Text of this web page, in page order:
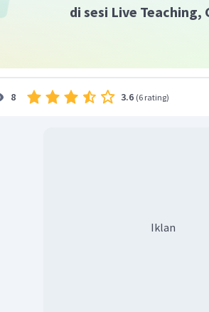
di sesi Live Teaching,
8 3.6 (6 rating)
Iklan